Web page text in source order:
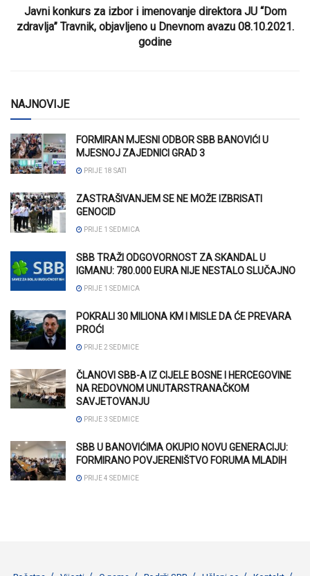
Javni konkurs za izbor i imenovanje direktora JU “Dom
zdravlja” Travnik, objavljeno u Dnevnom avazu 08.10.2021.
godine
NAJNOVIJE
FORMIRAN MJESNI ODBOR SBB BANOVIĆI U
MJESNOJ ZAJEDNICI GRAD 3
PRIJE 18 SATI
ZASTRAŠIVANJEM SE NE MOŽE IZBRISATI
GENOCID
PRIJE 1 SEDMICA
SBB TRAŽI ODGOVORNOST ZA SKANDAL U
IGMANU: 780.000 EURA NIJE NESTALO SLUČAJNO
PRIJE 1 SEDMICA
POKRALI 30 MILIONA KM I MISLE DA ĆE PREVARA
PROĆI
PRIJE 2 SEDMICE
ČLANOVI SBB-A IZ CIJELE BOSNE I HERCEGOVINE
NA REDOVNOM UNUTARSTRANAČKOM
SAVJETOVANJU
PRIJE 3 SEDMICE
SBB U BANOVIĆIMA OKUPIO NOVU GENERACIJU:
FORMIRANO POVJERENIŠTVO FORUMA MLADIH
PRIJE 4 SEDMICE